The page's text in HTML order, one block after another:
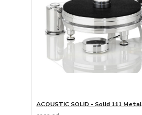
ACOUSTIC SOLID - Solid 111 Metal